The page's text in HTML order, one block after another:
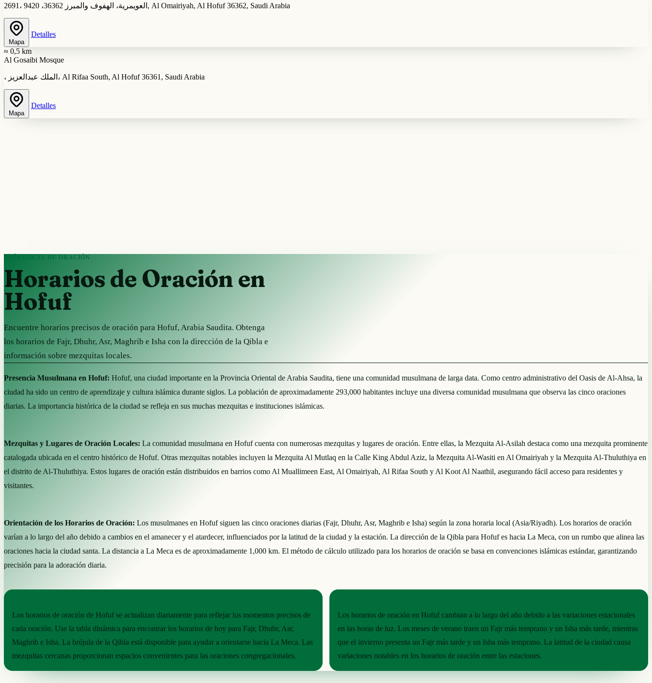
2691، العويمرية، الهفوف والمبرز 36362، 9420, Al Omairiyah, Al Hofuf 36362, Saudi Arabia
Mapa
Detalles
≈ 0,5 km
Al Gosaibi Mosque
، الملك عبدالعزيز، Al Rifaa South, Al Hofuf 36361, Saudi Arabia
Mapa
Detalles
GUÍA LOCAL DE ORACIÓN
Horarios de Oración en
Hofuf
Encuentre horarios precisos de oración para Hofuf, Arabia Saudita. Obtenga
los horarios de Fajr, Dhuhr, Asr, Maghrib e Isha con la dirección de la Qibla e
información sobre mezquitas locales.
Presencia Musulmana en Hofuf: Hofuf, una ciudad importante en la Provincia Oriental de Arabia Saudita, tiene una comunidad musulmana de larga data. Como centro administrativo del Oasis de Al-Ahsa, la
ciudad ha sido un centro de aprendizaje y cultura islámica durante siglos. La población de aproximadamente 293,000 habitantes incluye una diversa comunidad musulmana que observa las cinco oraciones
diarias. La importancia histórica de la ciudad se refleja en sus muchas mezquitas e instituciones islámicas.
Mezquitas y Lugares de Oración Locales: La comunidad musulmana en Hofuf cuenta con numerosas mezquitas y lugares de oración. Entre ellas, la Mezquita Al-Asilah destaca como una mezquita prominente
catalogada ubicada en el centro histórico de Hofuf. Otras mezquitas notables incluyen la Mezquita Al Mutlaq en la Calle King Abdul Aziz, la Mezquita Al-Wasiti en Al Omairiyah y la Mezquita Al-Thuluthiya en
el distrito de Al-Thuluthiya. Estos lugares de oración están distribuidos en barrios como Al Muallimeen East, Al Omairiyah, Al Rifaa South y Al Koot Al Naathil, asegurando fácil acceso para residentes y
visitantes.
Orientación de los Horarios de Oración: Los musulmanes en Hofuf siguen las cinco oraciones diarias (Fajr, Dhuhr, Asr, Maghrib e Isha) según la zona horaria local (Asia/Riyadh). Los horarios de oración
varían a lo largo del año debido a cambios en el amanecer y el atardecer, influenciados por la latitud de la ciudad y la estación. La dirección de la Qibla para Hofuf es hacia La Meca, con un rumbo que alinea las
oraciones hacia la ciudad santa. La distancia a La Meca es de aproximadamente 1,000 km. El método de cálculo utilizado para los horarios de oración se basa en convenciones islámicas estándar, garantizando
precisión para la adoración diaria.
Los horarios de oración de Hofuf se actualizan diariamente para reflejar los momentos precisos de
cada oración. Use la tabla dinámica para encontrar los horarios de hoy para Fajr, Dhuhr, Asr,
Maghrib e Isha. La brújula de la Qibla está disponible para ayudar a orientarse hacia La Meca. Las
mezquitas cercanas proporcionan espacios convenientes para las oraciones congregacionales.
Los horarios de oración en Hofuf cambian a lo largo del año debido a las variaciones estacionales
en las horas de luz. Los meses de verano traen un Fajr más temprano y un Isha más tarde, mientras
que el invierno presenta un Fajr más tarde y un Isha más temprano. La latitud de la ciudad causa
variaciones notables en los horarios de oración entre las estaciones.